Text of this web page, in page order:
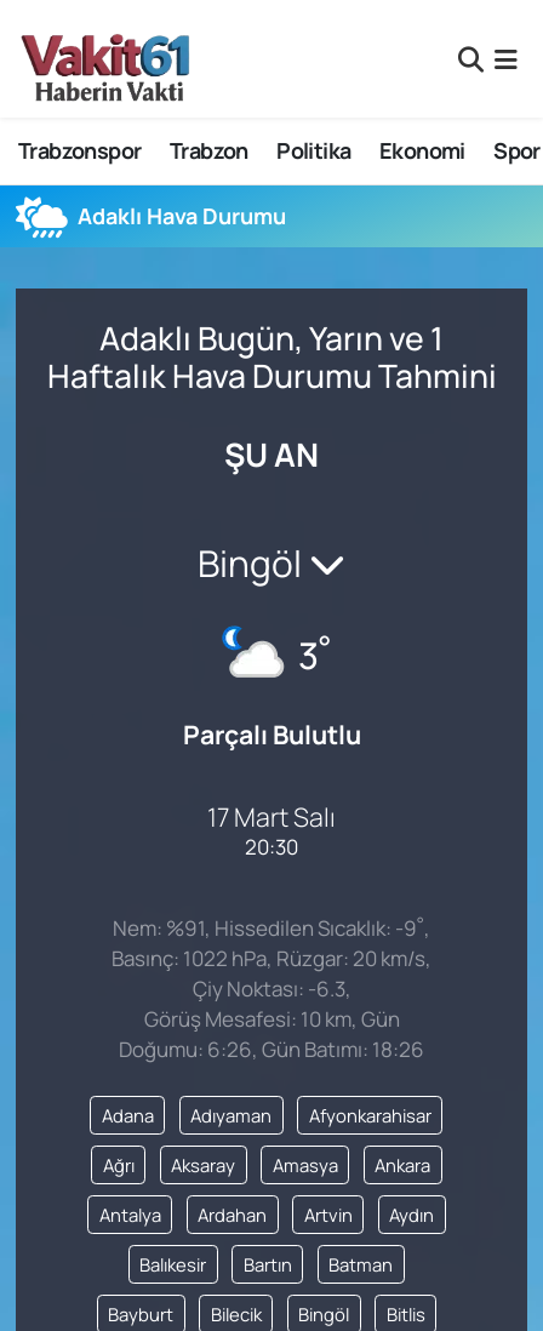
Trabzonspor Trabzon Politika Ekonomi Spor
Adaklı Hava Durumu
Adaklı Bugün, Yarın ve 1
Haftalık Hava Durumu Tahmini
ŞU AN
Bingöl
3°
Parçalı Bulutlu
17 Mart Salı
20:30
Nem: %91, Hissedilen Sıcaklık: -9°,
Basınç: 1022 hPa, Rüzgar: 20 km/s,
Çiy Noktası: -6.3,
Görüş Mesafesi: 10 km, Gün
Doğumu: 6:26, Gün Batımı: 18:26
Adana Adıyaman Afyonkarahisar
Ağrı Aksaray Amasya Ankara
Antalya Ardahan Artvin Aydın
Balıkesir Bartın Batman
Bayburt Bilecik Bingöl Bitlis
Nöbetçi Eczaneler
Hava Durumu
Namaz Vakitleri
Süper Lig Puan Durumu ve Fikstür
Son Dakika Haberleri